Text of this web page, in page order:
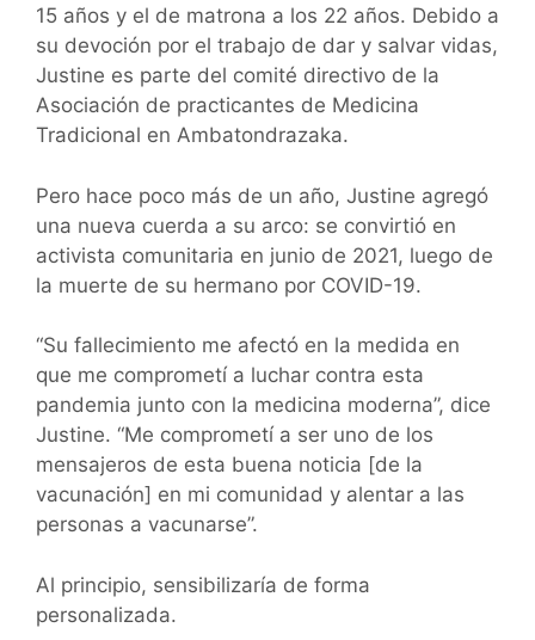
15 años y el de matrona a los 22 años. Debido a
su devoción por el trabajo de dar y salvar vidas,
Justine es parte del comité directivo de la
Asociación de practicantes de Medicina
Tradicional en Ambatondrazaka.
Pero hace poco más de un año, Justine agregó
una nueva cuerda a su arco: se convirtió en
activista comunitaria en junio de 2021, luego de
la muerte de su hermano por COVID-19.
“Su fallecimiento me afectó en la medida en
que me comprometí a luchar contra esta
pandemia junto con la medicina moderna”, dice
Justine. “Me comprometí a ser uno de los
mensajeros de esta buena noticia [de la
vacunación] en mi comunidad y alentar a las
personas a vacunarse”.
Al principio, sensibilizaría de forma
personalizada.